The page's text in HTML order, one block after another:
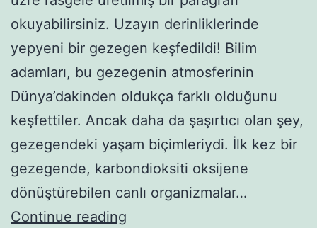
okuyabilirsiniz. Uzayın derinliklerinde
yepyeni bir gezegen keşfedildi! Bilim
adamları, bu gezegenin atmosferinin
Dünya’dakinden oldukça farklı olduğunu
keşfettiler. Ancak daha da şaşırtıcı olan şey,
gezegendeki yaşam biçimleriydi. İlk kez bir
gezegende, karbondioksiti oksijene
dönüştürebilen canlı organizmalar…
Continue reading